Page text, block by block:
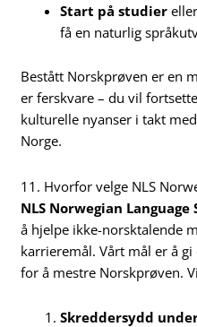
Start på studier
få en naturlig
Bestått Norskprøven er en
er ferskvare – du vil
kulturelle nyanser i takt
Norge.
11. Hvorfor velge NLS
NLS Norwegian Language
å hjelpe ikke-norsktalende
karrieremål. Vårt mål er å
for å mestre Norskprøven.
Skreddersydd